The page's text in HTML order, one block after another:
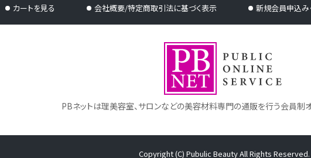
カートを見る 会社概要/特定商取引法に基づく表示 新規会員申込み
PBネットは理美容室、サロンなどの美容材料専門の通販を行う会員制オ
Copyright (C) Pubulic Beauty All Rights Reserved.